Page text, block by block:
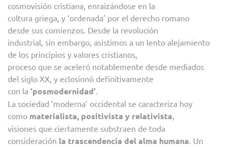
cosmovisión cristiana, enraizándose en la
cultura griega, y ‘ordenada’ por el derecho romano
desde sus comienzos. Desde la revolución
industrial, sin embargo, asistimos a un lento alejamiento
de los principios y valores cristianos,
proceso que se aceleró notablemente desde mediados
del siglo XX, y eclosionó definitivamente
con la ‘posmodernidad’.
La sociedad ‘moderna’ occidental se caracteriza hoy
como materialista, positivista y relativista,
visiones que ciertamente substraen de toda
consideración la trascendencia del alma humana. Un